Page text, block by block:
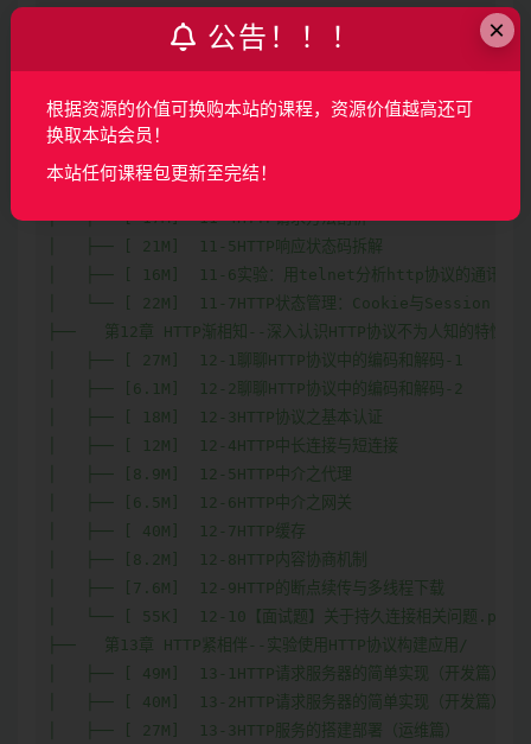
│   ├── [ 51K]  10-6【讨论题】浏览器输入地址到页面展示，
│   └── [ 23M]  10-7实验：与HTTP请求的第一次亲密接触
├──   第11章 HTTP再邂逅--熟悉HTTP协议结构和通讯原理/
│   ├── [ 10M]  11-1HTTP协议特点
│   ├── [9.7M]  11-2详解URL与URI的区别与联系
│   ├── [ 17M]  11-4HTTP请求方法剖析
│   ├── [ 21M]  11-5HTTP响应状态码拆解
│   ├── [ 16M]  11-6实验：用telnet分析http协议的通讯过程
│   └── [ 22M]  11-7HTTP状态管理：Cookie与Session
├──   第12章 HTTP渐相知--深入认识HTTP协议不为人知的特性和
│   ├── [ 27M]  12-1聊聊HTTP协议中的编码和解码-1
│   ├── [6.1M]  12-2聊聊HTTP协议中的编码和解码-2
│   ├── [ 18M]  12-3HTTP协议之基本认证
│   ├── [ 12M]  12-4HTTP中长连接与短连接
│   ├── [8.9M]  12-5HTTP中介之代理
│   ├── [6.5M]  12-6HTTP中介之网关
│   ├── [ 40M]  12-7HTTP缓存
│   ├── [8.2M]  12-8HTTP内容协商机制
│   ├── [7.6M]  12-9HTTP的断点续传与多线程下载
│   └── [ 55K]  12-10【面试题】关于持久连接相关问题.pdf
├──   第13章 HTTP紧相伴--实验使用HTTP协议构建应用/
│   ├── [ 49M]  13-1HTTP请求服务器的简单实现（开发篇）-上
│   ├── [ 40M]  13-2HTTP请求服务器的简单实现（开发篇）-下
│   ├── [ 27M]  13-3HTTP服务的搭建部署（运维篇）
×
公告！！！
根据资源的价值可换购本站的课程，资源价值越高还可
换取本站会员！
本站任何课程包更新至完结！